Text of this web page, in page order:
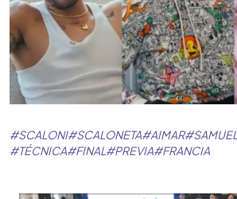
#SCALONI#SCALONETA#AIMAR#SAMUEL
#TÉCNICA#FINAL#PREVIA#FRANCIA